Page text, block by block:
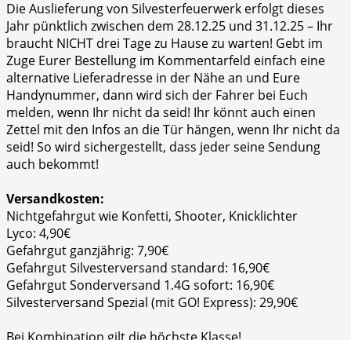
Die Auslieferung von Silvesterfeuerwerk erfolgt dieses
Jahr pünktlich zwischen dem 28.12.25 und 31.12.25 – Ihr
braucht NICHT drei Tage zu Hause zu warten! Gebt im
Zuge Eurer Bestellung im Kommentarfeld einfach eine
alternative Lieferadresse in der Nähe an und Eure
Handynummer, dann wird sich der Fahrer bei Euch
melden, wenn Ihr nicht da seid! Ihr könnt auch einen
Zettel mit den Infos an die Tür hängen, wenn Ihr nicht da
seid! So wird sichergestellt, dass jeder seine Sendung
auch bekommt!
Versandkosten:
Nichtgefahrgut wie Konfetti, Shooter, Knicklichter
Lyco: 4,90€
Gefahrgut ganzjährig: 7,90€
Gefahrgut Silvesterversand standard: 16,90€
Gefahrgut Sonderversand 1.4G sofort: 16,90€
Silvesterversand Spezial (mit GO! Express): 29,90€